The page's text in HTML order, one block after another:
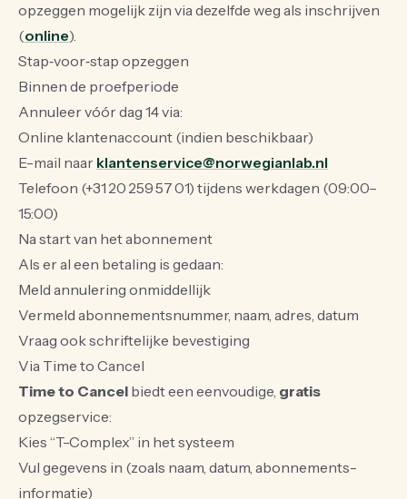
opzeggen mogelijk zijn via dezelfde weg als inschrijven
(online).
Stap‑voor‑stap opzeggen
Binnen de proefperiode
Annuleer vóór dag 14 via:
Online klantenaccount (indien beschikbaar)
E-mail naar klantenservice@norwegianlab.nl
Telefoon (+31 20 259 57 01) tijdens werkdagen (09:00–
15:00)
Na start van het abonnement
Als er al een betaling is gedaan:
Meld annulering onmiddellijk
Vermeld abonnementsnummer, naam, adres, datum
Vraag ook schriftelijke bevestiging
Via Time to Cancel
Time to Cancel biedt een eenvoudige, gratis
opzegservice:
Kies “T-Complex” in het systeem
Vul gegevens in (zoals naam, datum, abonnements­
informatie)